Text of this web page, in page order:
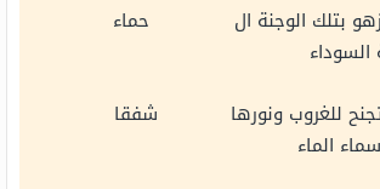
بتلك الوجنة ال حماء
السوداء
للغروب ونورها شفقا
الماء